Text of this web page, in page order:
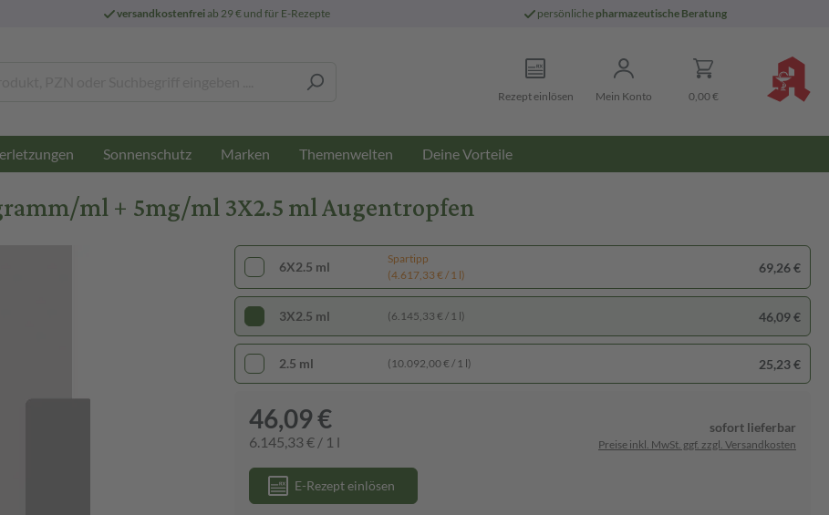
versandkostenfreiab 29 € und für E-Rezepte persönliche pharmazeutische Beratung
Rezept einlösen Mein Konto 0,00 €
Sonnenschutz Marken Themenwelten Deine Vorteile
ml + 5mg/ml 3X2.5 ml Augentropfen
6X2.5 ml
Spartipp
(4.617,33 € / 1 l)
69,26 €
3X2.5 ml (6.145,33 € / 1 l) 46,09 €
2.5 ml (10.092,00 € / 1 l) 25,23 €
46,09 €
6.145,33 € / 1 l
sofort lieferbar
Preise inkl. MwSt. ggf. zzgl. Versandkosten
E-Rezept einlösen